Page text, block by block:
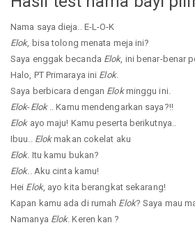
Nama saya dieja.. E-L-O-K
Elok, bisa tolong menata meja ini?
Saya enggak becanda Elok, ini benar-benar
Halo, PT Primaraya ini Elok.
Saya berbicara dengan Elokminggu ini.
Elok-Elok.. Kamu mendengarkan saya?!!
Elokayo maju! Kamu peserta berikutnya..
Ibuu.. Elokmakan cokelat aku
Elok. Itu kamu bukan?
Elok.. Aku cinta kamu!
Hei Elok, ayo kita berangkat sekarang!
Kapan kamu ada di rumah Elok? Saya mau
Namanya Elok. Keren kan ?